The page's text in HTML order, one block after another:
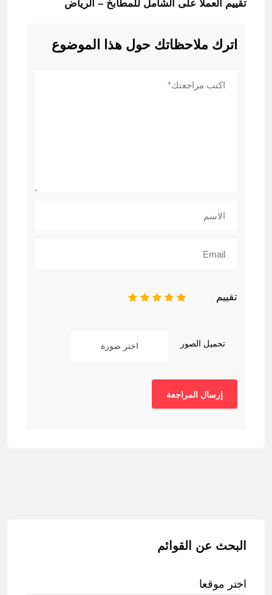
تقييم العملا على الشامل للمطابخ – الرياض
اترك ملاحظاتك حول هذا الموضوع
تقييم 5
4
3
2
تحميل الصور اختر صورة
البحث عن القوائم
اختر موقعا